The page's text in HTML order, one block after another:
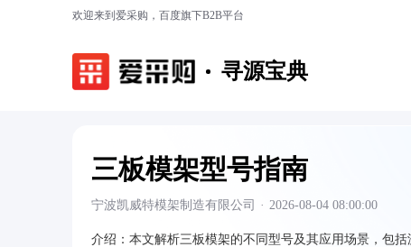
欢迎来到爱采购，百度旗下B2B平台
寻源宝典
三板模架型号指南
宁波凯威特模架制造有限公司 · 2026-08-04 08:00:00
介绍： 本文解析三板模架的不同型号及其应用场景，包